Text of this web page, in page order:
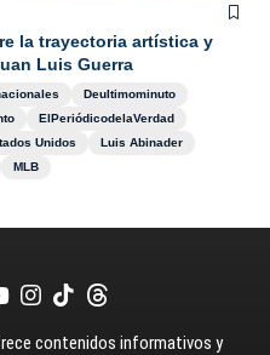
la trayectoria artística y
Luis Guerra
Deultimominuto
ElPeriódicodelaVerdad
Unidos
Luis Abinader
MLB
contenidos informativos y